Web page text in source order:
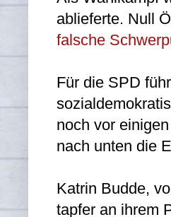
ablieferte. Null
falsche
Für die SPD
noch vor
nach unten die
Katrin Budde,
tapfer an ihrem